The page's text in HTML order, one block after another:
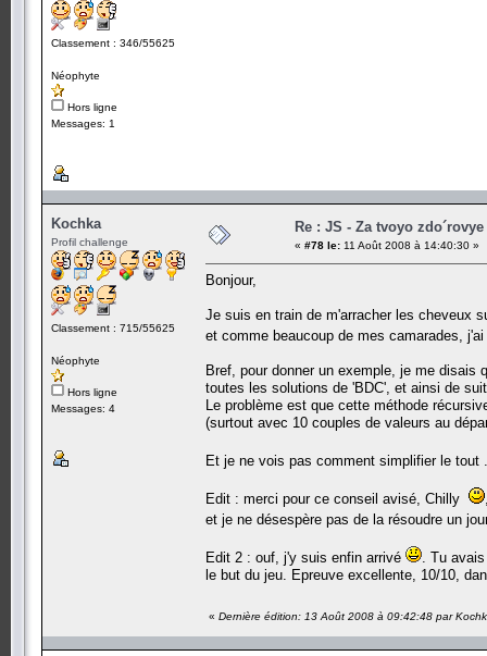
Classement : 346/55625
Néophyte
Hors ligne
Messages: 1
Kochka
Profil challenge
Classement : 715/55625
Néophyte
Hors ligne
Messages: 4
Re : JS - Za tvoyo zdo´rovye
« #78 le: 11 Août 2008 à 14:40:30 »
Bonjour,
Je suis en train de m'arracher les cheveux
et comme beaucoup de mes camarades,
Bref, pour donner un exemple, je me
toutes les solutions de 'BDC', et ainsi de
Le problème est que cette méthode
(surtout avec 10 couples de valeurs au
Et je ne vois pas comment simplifier le
Edit : merci pour ce conseil avisé, Chilly
et je ne désespère pas de la résoudre un
Edit 2 : ouf, j'y suis enfin arrivé
. Tu
le but du jeu. Epreuve excellente, 10/10,
« Dernière édition: 13 Août 2008 à 09:42:48 par